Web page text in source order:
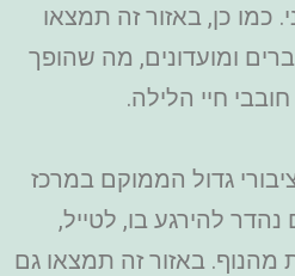
כמו כן, באזור זה תמצאו
ומועדונים, מה שהופך
חיי הלילה.
גדול הממוקם במרכז
להירגע בו, לטייל,
מהנוף. באזור זה תמצאו גם